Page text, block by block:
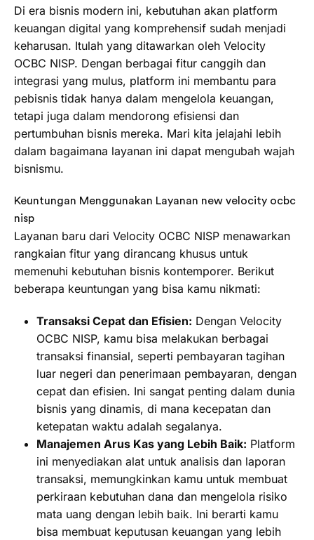
Di era bisnis modern ini, kebutuhan akan platform
keuangan digital yang komprehensif sudah menjadi
keharusan. Itulah yang ditawarkan oleh Velocity
OCBC NISP. Dengan berbagai fitur canggih dan
integrasi yang mulus, platform ini membantu para
pebisnis tidak hanya dalam mengelola keuangan,
tetapi juga dalam mendorong efisiensi dan
pertumbuhan bisnis mereka. Mari kita jelajahi lebih
dalam bagaimana layanan ini dapat mengubah wajah
bisnismu.
Keuntungan Menggunakan Layanan new velocity ocbc
nisp
Layanan baru dari Velocity OCBC NISP menawarkan
rangkaian fitur yang dirancang khusus untuk
memenuhi kebutuhan bisnis kontemporer. Berikut
beberapa keuntungan yang bisa kamu nikmati:
Transaksi Cepat dan Efisien: Dengan Velocity
OCBC NISP, kamu bisa melakukan berbagai
transaksi finansial, seperti pembayaran tagihan
luar negeri dan penerimaan pembayaran, dengan
cepat dan efisien. Ini sangat penting dalam dunia
bisnis yang dinamis, di mana kecepatan dan
ketepatan waktu adalah segalanya.
Manajemen Arus Kas yang Lebih Baik: Platform
ini menyediakan alat untuk analisis dan laporan
transaksi, memungkinkan kamu untuk membuat
perkiraan kebutuhan dana dan mengelola risiko
mata uang dengan lebih baik. Ini berarti kamu
bisa membuat keputusan keuangan yang lebih